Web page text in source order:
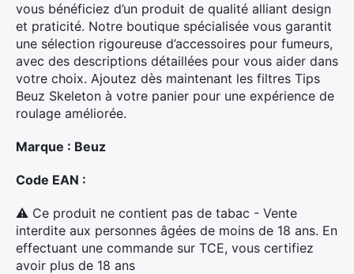
vous bénéficiez d’un produit de qualité alliant design
et praticité. Notre boutique spécialisée vous garantit
une sélection rigoureuse d’accessoires pour fumeurs,
avec des descriptions détaillées pour vous aider dans
votre choix. Ajoutez dès maintenant les filtres Tips
Beuz Skeleton à votre panier pour une expérience de
roulage améliorée.
Marque : Beuz
Code EAN :
⚠ Ce produit ne contient pas de tabac - Vente
interdite aux personnes âgées de moins de 18 ans. En
effectuant une commande sur TCE, vous certifiez
avoir plus de 18 ans